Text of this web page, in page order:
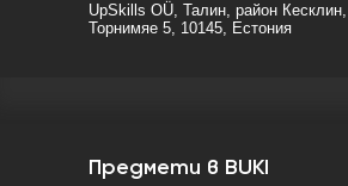
UpSkills OÜ, Талин, район
Торнимяе 5, 10145, Естония
Предмети в BUKI